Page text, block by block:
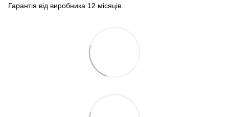
Гарантія від виробника 12 місяців.